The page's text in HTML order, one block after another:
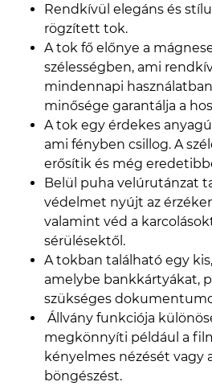
Rendkívül elegáns és
rögzített tok.
A tok fő előnye a
szélességben, ami
mindennapi
minősége garantálja a
A tok egy érdekes
ami fényben csillog. A
erősítik és még
Belül puha velúrutánzat
védelmet nyújt az
valamint véd a
sérülésektől.
A tokban található egy
amelybe bankkártyákat,
szükséges
Állvány funkciója
megkönnyíti például a
kényelmes nézését vagy
böngészést.